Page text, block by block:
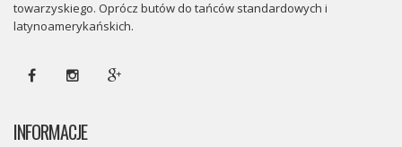
towarzyskiego. Oprócz butów do tańców standardowych i
latynoamerykańskich.
INFORMACJE